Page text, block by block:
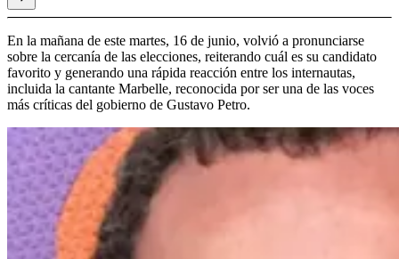
En la mañana de este martes, 16 de junio, volvió a pronunciarse
sobre la cercanía de las elecciones, reiterando cuál es su candidato
favorito y generando una rápida reacción entre los internautas,
incluida la cantante Marbelle, reconocida por ser una de las voces
más críticas del gobierno de Gustavo Petro.